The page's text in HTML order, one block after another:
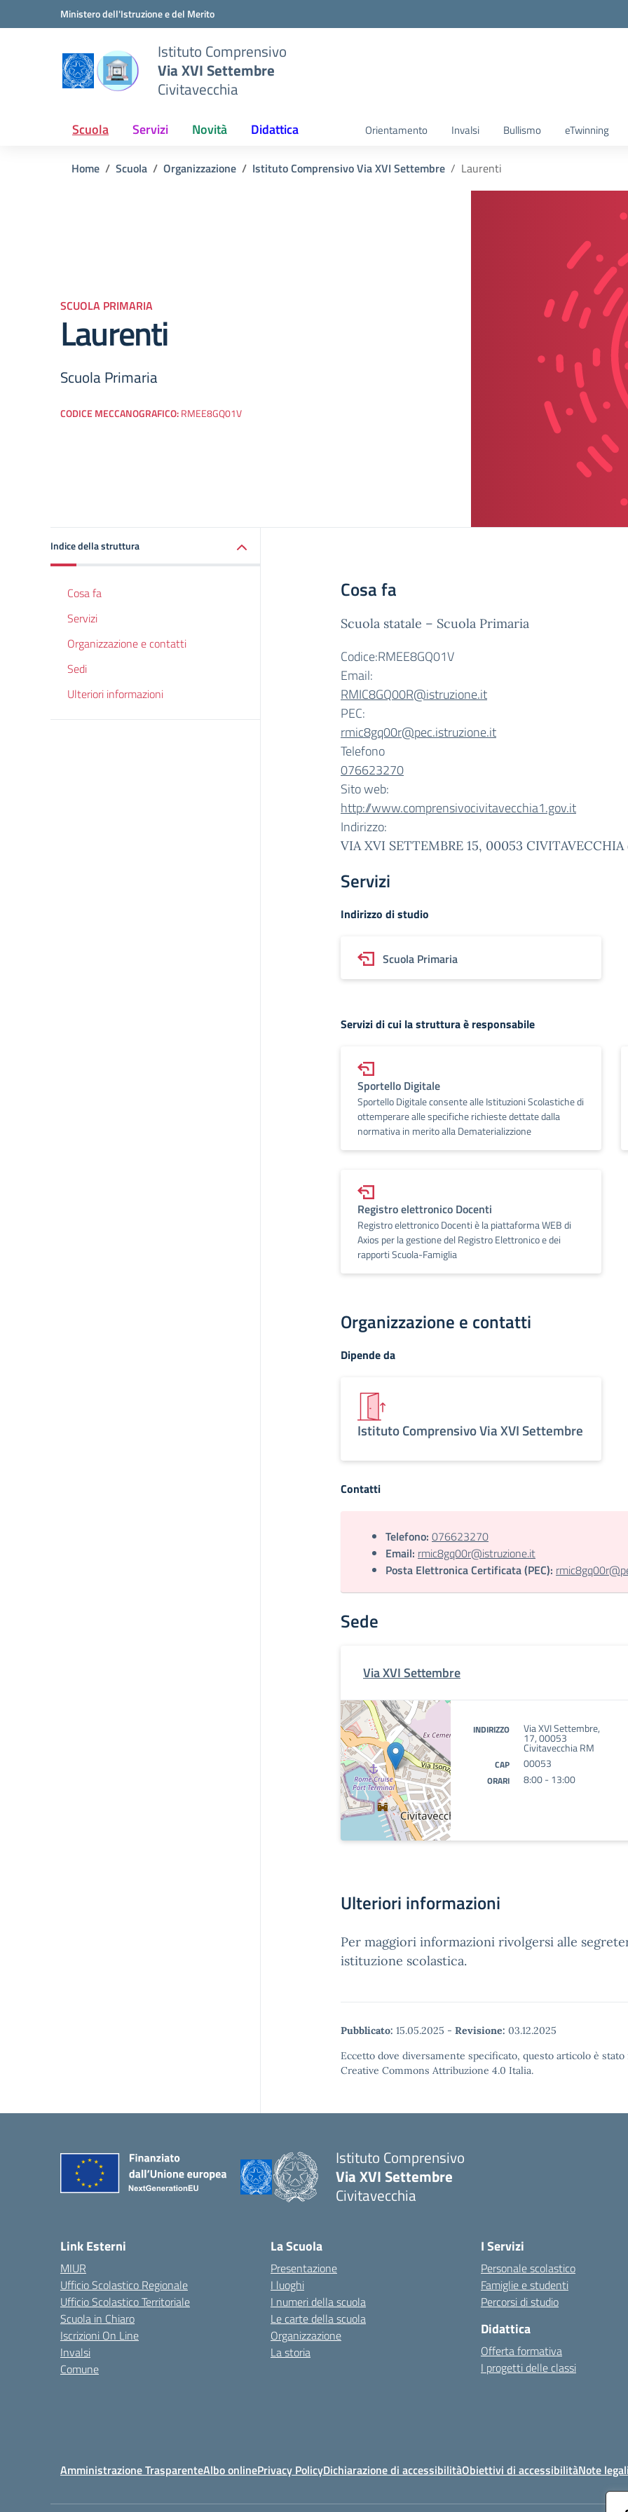
Vai ai contenuti
Vai al menu di navigazioneMinistero dell'Istruzione e del Merito
Istituto Comprensivo
Via XVI Settembre
Civitavecchia
Scuola Servizi Novità Didattica Orientamento Invalsi Bullismo eTwinning
Home Scuola Organizzazione Istituto Comprensivo Via XVI Settembre Laurenti
SCUOLA PRIMARIA
Laurenti
Scuola Primaria
CODICE MECCANOGRAFICO:RMEE8GQ01V
Indice della struttura
Cosa fa
Servizi
Organizzazione e contatti
Sedi
Ulteriori informazioni
Cosa fa
Scuola statale – Scuola Primaria
Codice:RMEE8GQ01V
Email:
RMIC8GQ00R@istruzione.it
PEC:
rmic8gq00r@pec.istruzione.it
Telefono
076623270
Sito web:
http://www.comprensivocivitavecchia1.gov.it
Indirizzo:
VIA XVI SETTEMBRE 15, 00053 CIVITAVECCHIA
Servizi
Indirizzo di studio
Scuola Primaria
Servizi di cui la struttura è responsabile
Sportello Digitale
Sportello Digitale consente alle Istituzioni Scolastiche di
ottemperare alle specifiche richieste dettate dalla
normativa in merito alla Dematerializzione
Registro elettronico Docenti
Registro elettronico Docenti è la piattaforma WEB di
Axios per la gestione del Registro Elettronico e dei
rapporti Scuola-Famiglia
Organizzazione e contatti
Dipende da
Istituto Comprensivo Via XVI Settembre
Contatti
Telefono: 076623270
Email: rmic8gq00r@istruzione.it
Posta Elettronica Certificata (PEC):
Sede
Via XVI Settembre
INDIRIZZO Via XVI Settembre,
17, 00053
Civitavecchia RM
CAP 00053
ORARI 8:00 - 13:00
Ulteriori informazioni
Per maggiori informazioni rivolgersi alle
istituzione scolastica.
Pubblicato: 15.05.2025 - Revisione: 03.12.2025
Eccetto dove diversamente specificato, questo articolo è
Creative Commons Attribuzione 4.0 Italia.
Istituto Comprensivo
Via XVI Settembre
Civitavecchia
Link Esterni
MIUR
Ufficio Scolastico Regionale
Ufficio Scolastico Territoriale
Scuola in Chiaro
Iscrizioni On Line
Invalsi
Comune
La Scuola
Presentazione
I luoghi
I numeri della scuola
Le carte della scuola
Organizzazione
La storia
I Servizi
Personale scolastico
Famiglie e studenti
Percorsi di studio
Didattica
Offerta formativa
I progetti delle classi
Amministrazione TrasparenteAlbo onlinePrivacy PolicyDichiarazione di accessibilitàObiettivi di accessibilitàNote